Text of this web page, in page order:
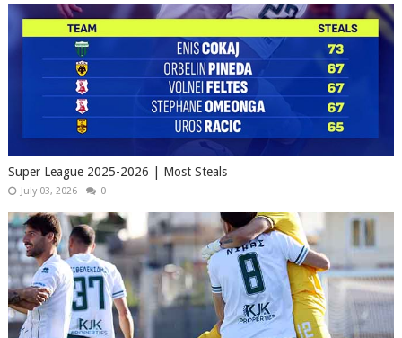
Super League 2025-2026 | Most Steals
July 03, 2026 0